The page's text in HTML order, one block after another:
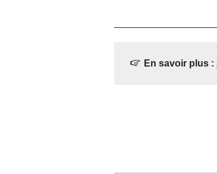
En savoir plus :